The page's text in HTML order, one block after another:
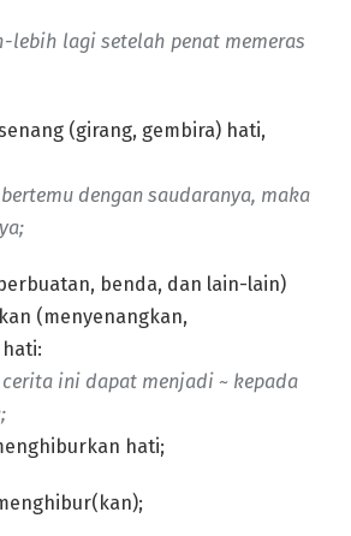
lebih lagi setelah penat memeras
(girang, gembira) hati,
dengan saudaranya, maka
benda, dan lain-lain)
(menyenangkan,
ini dapat menjadi ~ kepada
hati;